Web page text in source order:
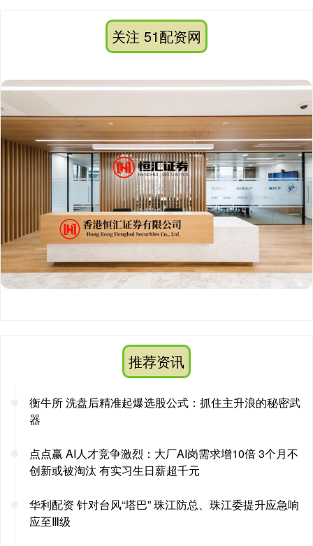
关注 51配资网
推荐资讯
衡牛所 洗盘后精准起爆选股公式：抓住主升浪的秘密武
器
点点赢 AI人才竞争激烈：大厂AI岗需求增10倍 3个月不
创新或被淘汰 有实习生日薪超千元
华利配资 针对台风“塔巴” 珠江防总、珠江委提升应急响
应至Ⅲ级